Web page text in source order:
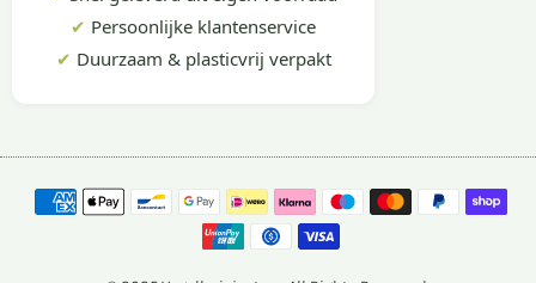
✔ Persoonlijke klantenservice
✔ Duurzaam & plasticvrij verpakt